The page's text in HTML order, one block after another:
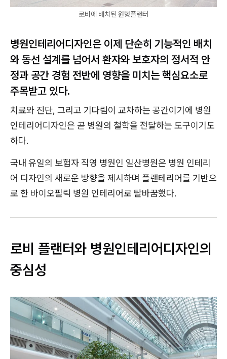
로비에 배치된 원형플랜터
병원인테리어디자인은 이제 단순히 기능적인 배치
와 동선 설계를 넘어서 환자와 보호자의 정서적 안
정과 공간 경험 전반에 영향을 미치는 핵심요소로
주목받고 있다.
치료와 진단, 그리고 기다림이 교차하는 공간이기에 병원
인테리어디자인은 곧 병원의 철학을 전달하는 도구이기도
하다.
국내 유일의 보험자 직영 병원인 일산병원은 병원 인테리
어 디자인의 새로운 방향을 제시하며 플랜테리어를 기반으
로 한 바이오필릭 병원 인테리어로 탈바꿈했다.
로비 플랜터와 병원인테리어디자인의
중심성